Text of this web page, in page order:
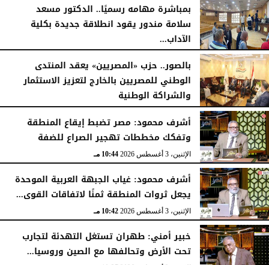
بمباشرة مهامه رسميًا.. الدكتور مسعد
سلامة مندور يقود انطلاقة جديدة بكلية
الآداب...
الأربعاء، 5 أغسطس 2026
بالصور.. حزب «المصريين» يعقد المنتدى
الوطني للمصريين بالخارج لتعزيز الاستثمار
والشراكة الوطنية
الثلاثاء، 4 أغسطس 2026
أشرف محمود: مصر تضبط إيقاع المنطقة
وتفكك مخططات تهجير الصراع للضفة
الإثنين، 3 أغسطس 2026 10:44 مـ
أشرف محمود: غياب الجبهة العربية الموحدة
يجعل ثروات المنطقة ثمنًا لاتفاقات القوى...
الإثنين، 3 أغسطس 2026 10:42 مـ
خبير أمني: طهران تستغل التهدئة لتجارب
تحت الأرض وتحالفها مع الصين وروسيا...